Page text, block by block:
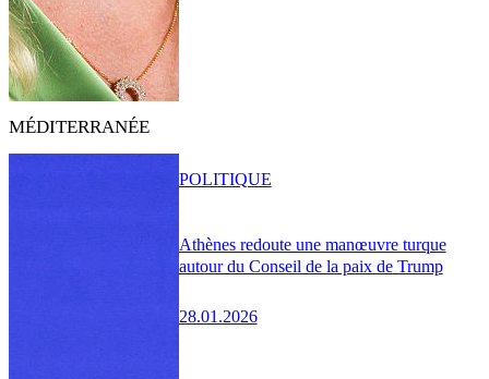
MÉDITERRANÉE
Athènes redoute une manœuvre turque
autour du Conseil de la paix de Trump
28.01.2026
POLITIQUE